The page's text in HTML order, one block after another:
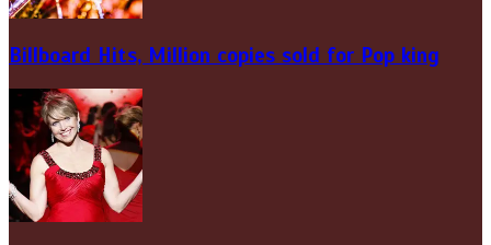
Billboard Hits, Million copies sold for Pop king